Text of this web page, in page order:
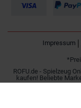
Impressum
ROFU.de - Spielzeug
kaufen! Beliebte